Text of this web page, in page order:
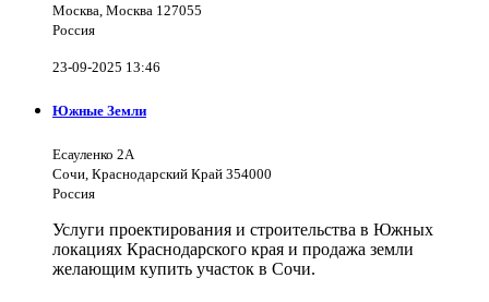
Москва, Москва 127055
Россия
23-09-2025 13:46
Южные Земли
Есауленко 2А
Сочи, Краснодарский Край 354000
Россия
Услуги проектирования и строительства в Южных
локациях Краснодарского края и продажа земли
желающим купить участок в Сочи.